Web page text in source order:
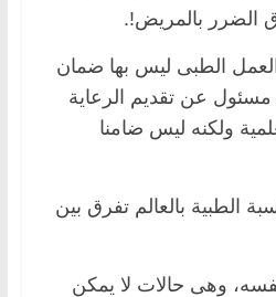
الضرر بالمريض!.
الطبى ليس بها ضمان
مسئول عن تقديم الرعاية
ولكنه ليس ضامنا
الطبية بالعالم تفرق بين
وهى حالات لا يمكن